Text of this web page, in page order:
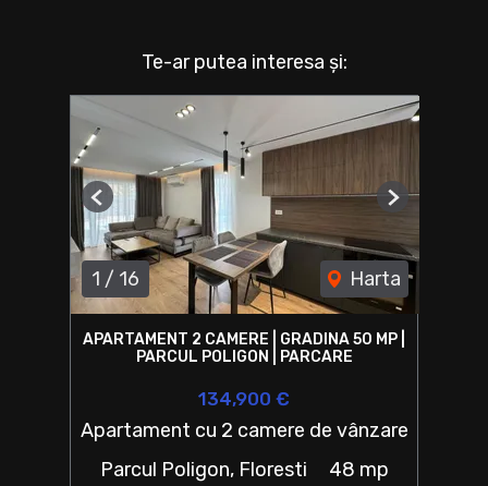
Te-ar putea interesa și:
1 / 16 Harta
Previous Next
APARTAMENT 2 CAMERE | GRADINA 50 MP |
PARCUL POLIGON | PARCARE
134,900 €
Apartament cu 2 camere de vânzare
Parcul Poligon, Floresti
48 mp